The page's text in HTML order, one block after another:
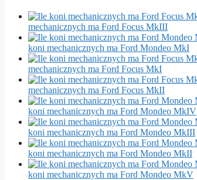
mechanicznych ma Ford Focus MkIII
koni mechanicznych ma Ford Mondeo MkI
mechanicznych ma Ford Focus MkI
mechanicznych ma Ford Focus MkII
koni mechanicznych ma Ford Mondeo MkIV
koni mechanicznych ma Ford Mondeo MkIII
koni mechanicznych ma Ford Mondeo MkII
koni mechanicznych ma Ford Mondeo MkV